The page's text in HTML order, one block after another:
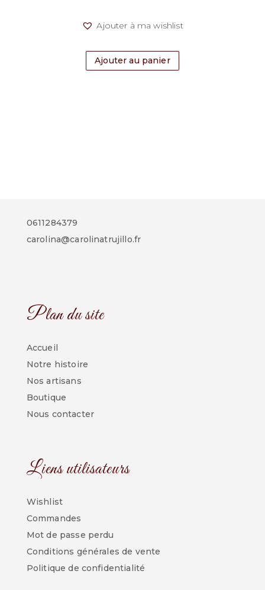
Ajouter à ma wishlist
Ajouter au panier
0611284379
carolina@carolinatrujillo.fr
Plan du site
Accueil
Notre histoire
Nos artisans
Boutique
Nous contacter
Liens utilisateurs
Wishlist
Commandes
Mot de passe perdu
Conditions générales de vente
Politique de confidentialité